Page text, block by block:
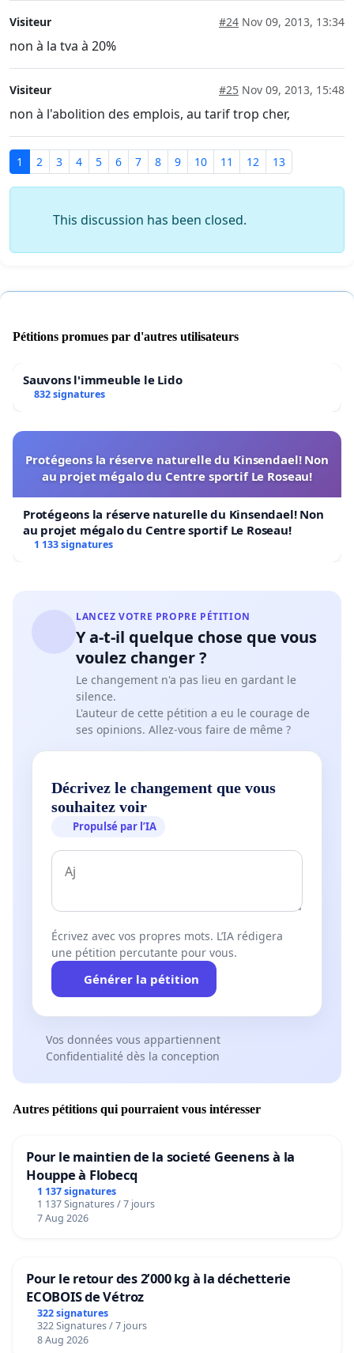
Visiteur #24 Nov 09, 2013, 13:34
non à la tva à 20%
Visiteur #25 Nov 09, 2013, 15:48
non à l'abolition des emplois, au tarif trop cher,
1 2 3 4 5 6 7 8 9 10 11 12 13
This discussion has been closed.
Pétitions promues par d'autres utilisateurs
Sauvons l'immeuble le Lido
832 signatures
Protégeons la réserve naturelle du Kinsendael! Non
au projet mégalo du Centre sportif Le Roseau!
Protégeons la réserve naturelle du Kinsendael! Non
au projet mégalo du Centre sportif Le Roseau!
1 133 signatures
LANCEZ VOTRE PROPRE PÉTITION
Y a-t-il quelque chose que vous
voulez changer ?
Le changement n'a pas lieu en gardant le
silence.
L'auteur de cette pétition a eu le courage de
ses opinions. Allez-vous faire de même ?
Décrivez le changement que vous
souhaitez voir
Propulsé par l’IA
Écrivez avec vos propres mots. L’IA rédigera
une pétition percutante pour vous.
Générer la pétition
Vos données vous appartiennent
Confidentialité dès la conception
Autres pétitions qui pourraient vous intéresser
Pour le maintien de la societé Geenens à la
Houppe à Flobecq
1 137 signatures
1 137 Signatures / 7 jours
7 Aug 2026
Pour le retour des 2’000 kg à la déchetterie
ECOBOIS de Vétroz
322 signatures
322 Signatures / 7 jours
8 Aug 2026